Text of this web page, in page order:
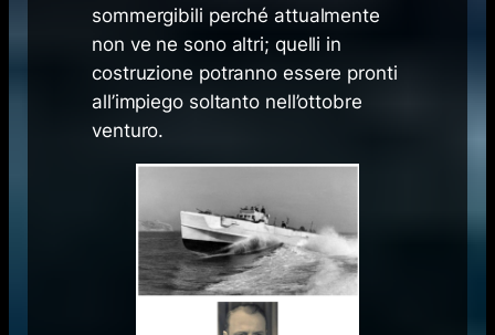
sommergibili perché attualmente
non ve ne sono altri; quelli in
costruzione potranno essere pronti
all’impiego soltanto nell’ottobre
venturo.